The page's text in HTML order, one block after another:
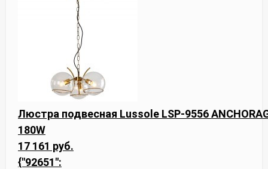
Люстра подвесная Lussole LSP-9556
180W
17 161 руб.
{"92651":